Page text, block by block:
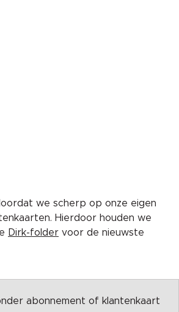
we scherp op onze eigen
Hierdoor houden we
Dirk-folder voor de nieuwste
abonnement of klantenkaart